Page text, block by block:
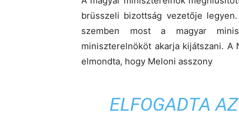
brüsszeli bizottság vezetője
szemben most a magyar
miniszterelnököt akarja kijátszani.
elmondta, hogy Meloni asszony
ELFOGADTA